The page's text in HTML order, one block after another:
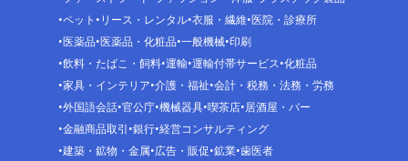
ペット リース・レンタル 衣服・繊維 医院・診療所
医薬品 医薬品・化粧品 一般機械 印刷
飲料・たばこ・飼料 運輸 運輸付帯サービス 化粧品
家具・インテリア 介護・福祉 会計・税務・法務・労務
外国語会話 官公庁 機械器具 喫茶店 居酒屋・バー
金融商品取引 銀行 経営コンサルティング
建築・鉱物・金属 広告・販促 鉱業 歯医者